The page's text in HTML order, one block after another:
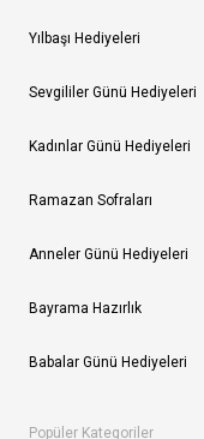
Yılbaşı Hediyeleri
Sevgililer Günü Hediyeleri
Kadınlar Günü Hediyeleri
Ramazan Sofraları
Anneler Günü Hediyeleri
Bayrama Hazırlık
Babalar Günü Hediyeleri
Popüler Kategoriler